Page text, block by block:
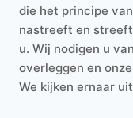
die het principe
nastreeft en
u. Wij nodigen u
overleggen en
We kijken ernaar